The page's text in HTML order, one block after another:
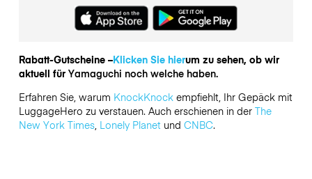
Rabatt-Gutscheine –Klicken Sie hierum zu sehen, ob wir
aktuell für Yamaguchi noch welche haben.
Erfahren Sie, warum KnockKnockempfiehlt, Ihr Gepäck mit
LuggageHero zu verstauen. Auch erschienen in der The
New York Times, Lonely Planetund CNBC.